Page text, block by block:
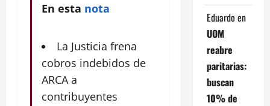
En esta nota
La Justicia frena
cobros indebidos de
ARCA a
contribuyentes
Eduardo en
UOM
reabre
paritarias:
buscan
10% de